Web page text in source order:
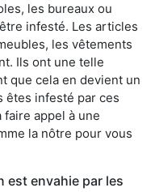
les bureaux ou
infesté. Les articles
les vêtements
Ils ont une telle
que cela en devient un
êtes infesté par ces
faire appel à une
la nôtre pour vous
est envahie par les